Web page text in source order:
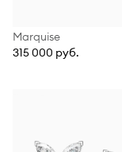
Marquise
315 000 руб.